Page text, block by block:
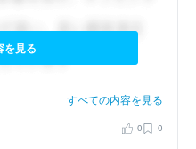
を見る
すべての内容を見る
0 0